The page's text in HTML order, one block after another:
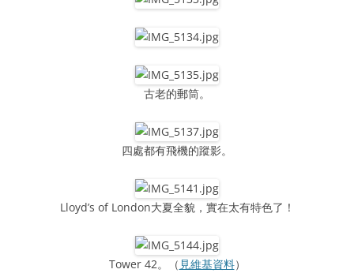
古老的郵筒。
四處都有飛機的蹤影。
Lloyd’s of London大夏全貌，實在太有特色了！
Tower 42。（ 見維基資料）